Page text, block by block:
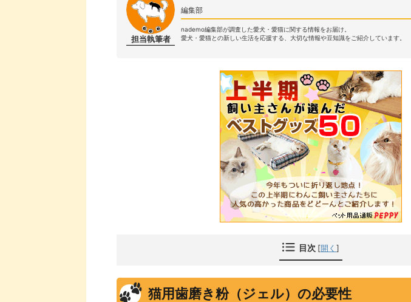
担当執筆者
編集部
nademo編集部が調査した愛犬・愛猫に関する情報をお届け。
愛犬・愛猫との新しい生活を応援する、大切な情報や豆知識をご紹介しています。
目次 [開く ]
猫用歯磨き粉（ジェル）の必要性